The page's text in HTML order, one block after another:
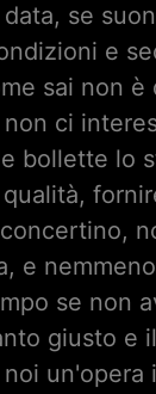
se
e
sai non
ci
bollette lo
e
se non
giusto e
un'opera